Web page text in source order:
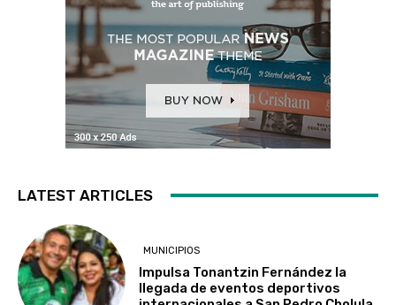
LATEST ARTICLES
MUNICIPIOS
Impulsa Tonantzin Fernández la
llegada de eventos deportivos